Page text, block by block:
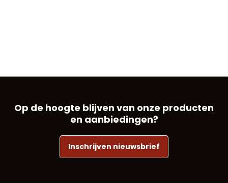
Op de hoogte blijven van onze producten
en aanbiedingen?
Inschrijven nieuwsbrief